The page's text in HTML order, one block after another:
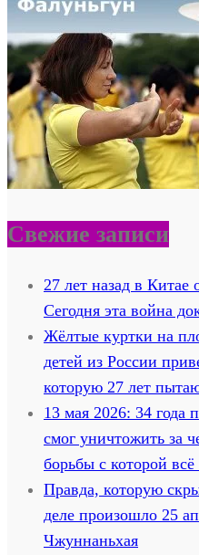
Свежие записи
27 лет назад в Китае
Сегодня эта война
Жёлтые куртки на
детей из России
которую 27 лет
13 мая 2026: 34 года
смог уничтожить за
борьбы с которой
Правда, которую
деле произошло 25
Чжуннаньхая